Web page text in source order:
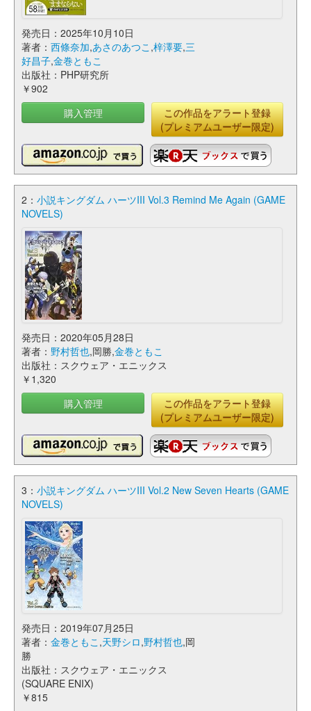
発売日：2025年10月10日
著者： 西條奈加,あさのあつこ ,梓澤要,三
好昌子,金巻ともこ
出版社：PHP研究所
￥902
購入管理
この作品をアラート登録
(プレミアムユーザー限定)
2： 小説キングダム ハーツIII Vol.3 Remind Me Again (GAME
NOVELS)
発売日：2020年05月28日
著者： 野村哲也,岡勝,金巻ともこ
出版社：スクウェア・エニックス
￥1,320
購入管理
この作品をアラート登録
(プレミアムユーザー限定)
3： 小説キングダム ハーツIII Vol.2 New Seven Hearts (GAME
NOVELS)
発売日：2019年07月25日
著者： 金巻ともこ ,天野シロ,野村哲也,岡
勝
出版社：スクウェア・エニックス
(SQUARE ENIX)
￥815